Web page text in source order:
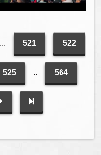
... 521 522
525 .. 564